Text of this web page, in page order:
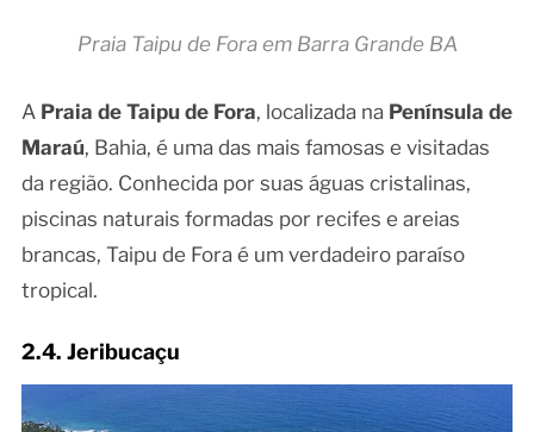
Praia Taipu de Fora em Barra Grande BA
A Praia de Taipu de Fora, localizada na Península de
Maraú, Bahia, é uma das mais famosas e visitadas
da região. Conhecida por suas águas cristalinas,
piscinas naturais formadas por recifes e areias
brancas, Taipu de Fora é um verdadeiro paraíso
tropical.
2.4. Jeribucaçu